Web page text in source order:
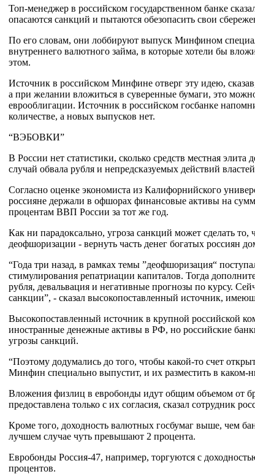
Топ-менеджер в российском государственном банке
опасаются санкций и пытаются обезопасить свои
По его словам, они лоббируют выпуск Минфином
внутреннего валютного займа, в которые хотели бы
этом.
Источник в российском Минфине отверг эту идею,
а при желании вложиться в суверенные бумаги, это
еврооблигации. Источник в российском госбанке
количестве, а новых выпусков нет.
“ВЭБОВКИ”
В России нет статистики, сколько средств местная
случай обвала рубля и непредсказуемых действий
Согласно оценке экономиста из Калифорнийского
россияне держали в офшорах финансовые активы на
процентам ВВП России за тот же год.
Как ни парадоксально, угроза санкций может сделать
деофшоризации - вернуть часть денег богатых россиян
“Года три назад, в рамках темы ”деофшоризация“
стимулирования репатриации капиталов. Тогда
рубля, девальвация и негативные прогнозы по курсу.
санкции”, - сказал высокопоставленный источник,
Высокопоставленный источник в крупной российской
иностранные денежные активы в РФ, но российские
угрозы санкций.
“Поэтому додумались до того, чтобы какой-то счет
Минфин специально выпустит, и их разместить в каком-
Вложения физлиц в евробонды идут общим объемом от
предоставлена только с их согласия, сказал сотрудник
Кроме того, доходность валютных госбумаг выше, чем
лучшем случае чуть превышают 2 процента.
Евробонды Россия-47, например, торгуются с
процентов.